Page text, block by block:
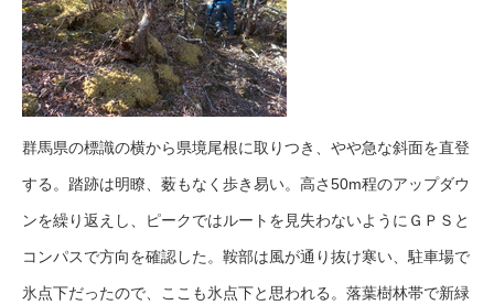
群馬県の標識の横から県境尾根に取りつき、やや急な斜面を直登
する。踏跡は明瞭、薮もなく歩き易い。高さ50m程のアップダウ
ンを繰り返えし、ピークではルートを見失わないようにＧＰＳと
コンパスで方向を確認した。鞍部は風が通り抜け寒い、駐車場で
氷点下だったので、ここも氷点下と思われる。落葉樹林帯で新緑